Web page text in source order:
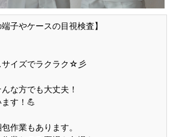
子やケースの目視検査】
サイズでラクラク☆彡
な方でも大丈夫！
す！💪
作業もあります。